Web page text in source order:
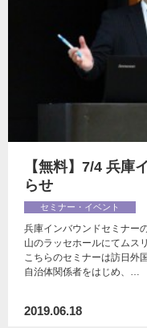
【無料】7/4 兵庫
らせ
セミナー・イベント
兵庫インバウンドセミナー
山のラッセホールにてムス
こちらのセミナーは訪日外
自治体関係者をはじめ、…
2019.06.18